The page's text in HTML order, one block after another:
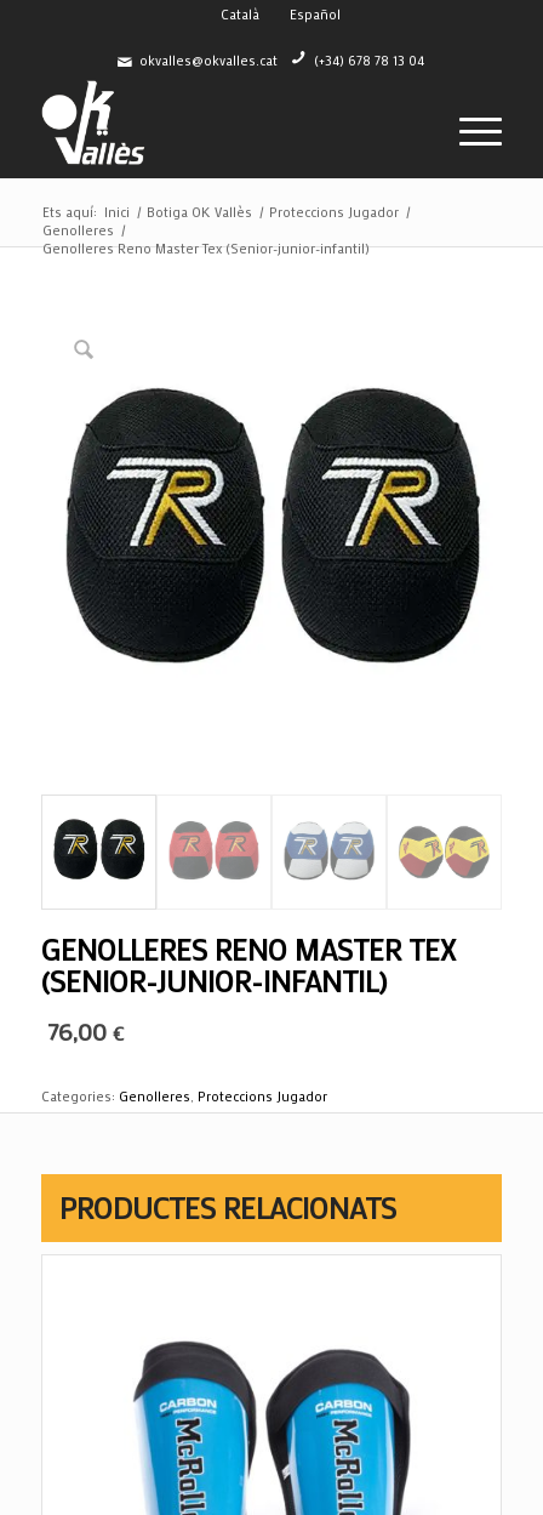
Català Español
okvalles@okvalles.cat (+34) 678 78 13 04
Ets aquí: Inici / Botiga OK Vallès / Proteccions Jugador /
Genolleres /
Genolleres Reno Master Tex (Senior-junior-infantil)
GENOLLERES RENO MASTER TEX
(SENIOR-JUNIOR-INFANTIL)
76,00 €
Categories: Genolleres, Proteccions Jugador
PRODUCTES RELACIONATS